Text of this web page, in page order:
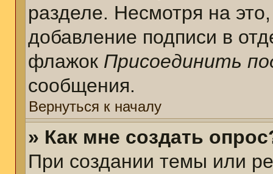
разделе. Несмотря на
добавление подписи в
флажок Присоединить
сообщения.
Вернуться к началу
» Как мне создать
При создании темы или